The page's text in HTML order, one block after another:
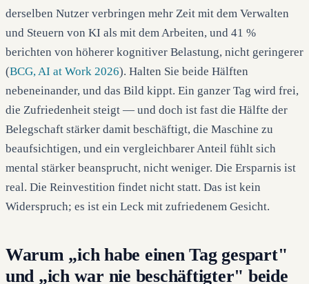
derselben Nutzer verbringen mehr Zeit mit dem Verwalten
und Steuern von KI als mit dem Arbeiten, und 41 %
berichten von höherer kognitiver Belastung, nicht geringerer
(BCG, AI at Work 2026). Halten Sie beide Hälften
nebeneinander, und das Bild kippt. Ein ganzer Tag wird frei,
die Zufriedenheit steigt — und doch ist fast die Hälfte der
Belegschaft stärker damit beschäftigt, die Maschine zu
beaufsichtigen, und ein vergleichbarer Anteil fühlt sich
mental stärker beansprucht, nicht weniger. Die Ersparnis ist
real. Die Reinvestition findet nicht statt. Das ist kein
Widerspruch; es ist ein Leck mit zufriedenem Gesicht.
Warum „ich habe einen Tag gespart"
und „ich war nie beschäftigter" beide